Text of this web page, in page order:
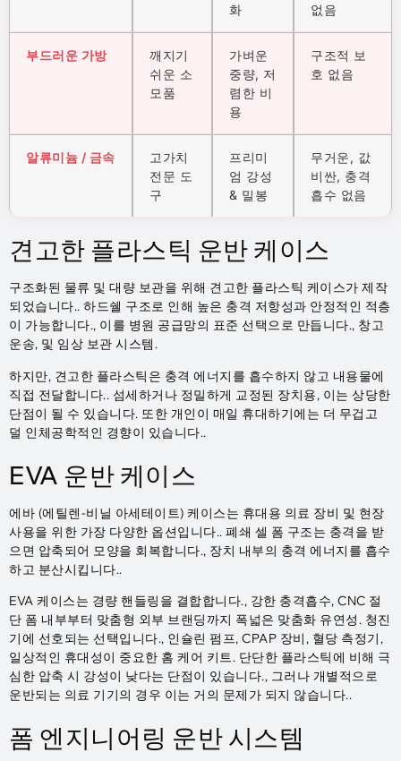
화
없음
부드러운 가방
깨지기
쉬운 소
모품
가벼운
중량, 저
렴한 비
용
구조적 보
호 없음
알류미늄 / 금속
고가치
전문 도
구
프리미
엄 강성
& 밀봉
무거운, 값
비싼, 충격
흡수 없음
견고한 플라스틱 운반 케이스
구조화된 물류 및 대량 보관을 위해 견고한 플라스틱 케이스가 제작
되었습니다.. 하드쉘 구조로 인해 높은 충격 저항성과 안정적인 적층
이 가능합니다., 이를 병원 공급망의 표준 선택으로 만듭니다., 창고
운송, 및 임상 보관 시스템.
하지만, 견고한 플라스틱은 충격 에너지를 흡수하지 않고 내용물에
직접 전달합니다.. 섬세하거나 정밀하게 교정된 장치용, 이는 상당한
단점이 될 수 있습니다. 또한 개인이 매일 휴대하기에는 더 무겁고
덜 인체공학적인 경향이 있습니다..
EVA 운반 케이스
에바 (에틸렌-비닐 아세테이트) 케이스는 휴대용 의료 장비 및 현장
사용을 위한 가장 다양한 옵션입니다.. 폐쇄 셀 폼 구조는 충격을 받
으면 압축되어 모양을 회복합니다., 장치 내부의 충격 에너지를 흡수
하고 분산시킵니다..
EVA 케이스는 경량 핸들링을 결합합니다., 강한 충격흡수, CNC 절
단 폼 내부부터 맞춤형 외부 브랜딩까지 폭넓은 맞춤화 유연성. 청진
기에 선호되는 선택입니다., 인슐린 펌프, CPAP 장비, 혈당 측정기,
일상적인 휴대성이 중요한 홈 케어 키트. 단단한 플라스틱에 비해 극
심한 압축 시 강성이 낮다는 단점이 있습니다., 그러나 개별적으로
운반되는 의료 기기의 경우 이는 거의 문제가 되지 않습니다..
폼 엔지니어링 운반 시스템